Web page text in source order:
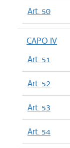
Art. 50
CAPO IV
Art. 51
Art. 52
Art. 53
Art. 54